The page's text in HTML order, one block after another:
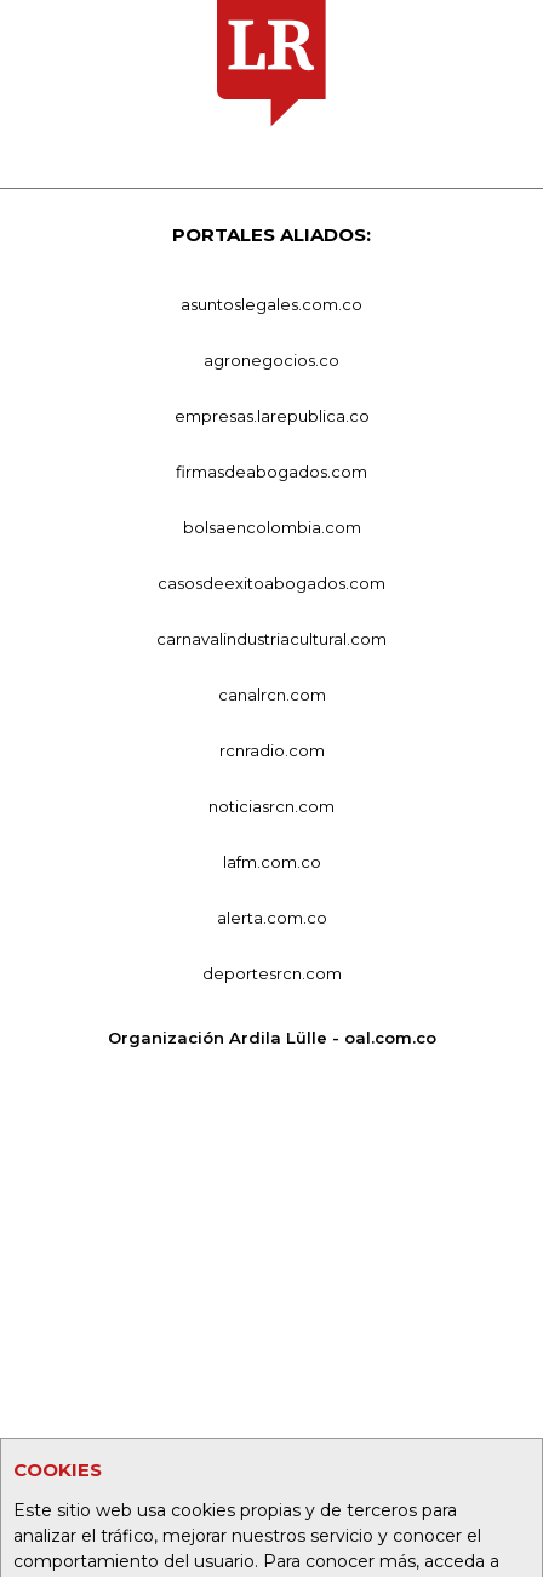
COOKIES
Este sitio web usa cookies propias y de terceros para
analizar el tráfico, mejorar nuestros servicio y conocer el
comportamiento del usuario. Para conocer más, acceda a
PORTALES ALIADOS:
asuntoslegales.com.co
agronegocios.co
empresas.larepublica.co
firmasdeabogados.com
bolsaencolombia.com
casosdeexitoabogados.com
carnavalindustriacultural.com
canalrcn.com
rcnradio.com
noticiasrcn.com
lafm.com.co
alerta.com.co
deportesrcn.com
Organización Ardila Lülle - oal.com.co